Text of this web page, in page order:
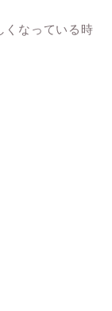
なっている時